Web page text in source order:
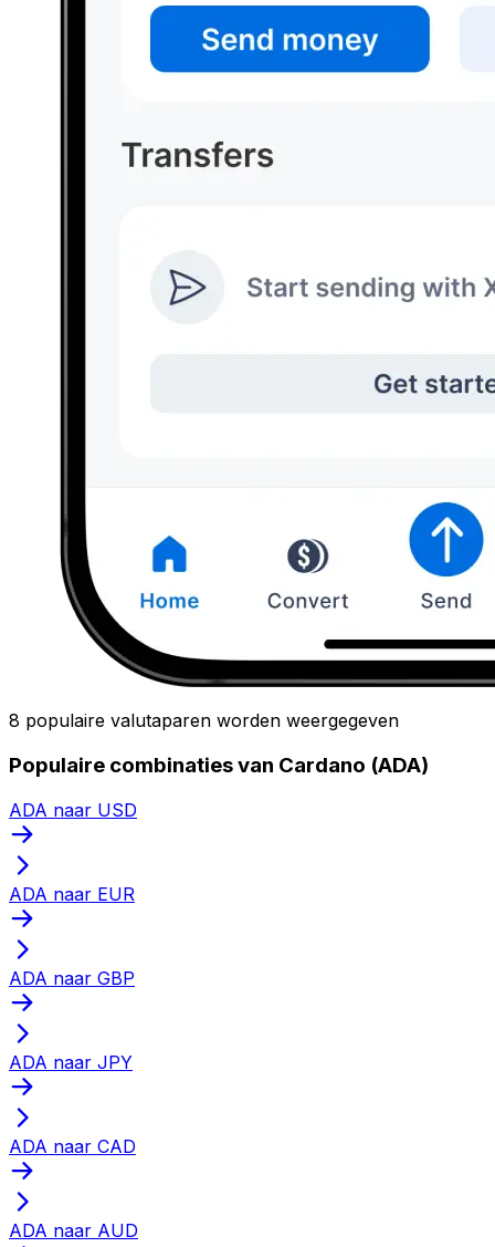
8 populaire valutaparen worden weergegeven
Populaire combinaties van Cardano (ADA)
ADA naar USD
ADA naar EUR
ADA naar GBP
ADA naar JPY
ADA naar CAD
ADA naar AUD